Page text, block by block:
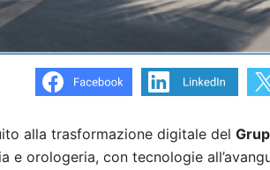
alla trasformazione digitale del
e orologeria, con tecnologie